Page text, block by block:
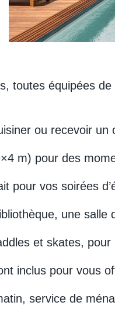
toutes équipées
ou recevoir un
m) pour des
pour vos soirées
une salle
et skates,
inclus pour vous
service de